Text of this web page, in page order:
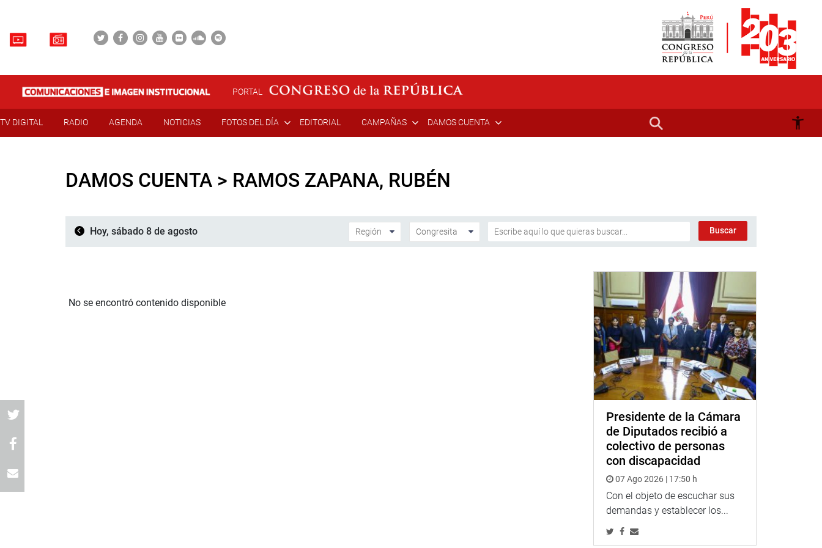
PORTAL
TV DIGITAL RADIO AGENDA NOTICIAS FOTOS DEL DÍA EDITORIAL CAMPAÑAS DAMOS CUENTA
DAMOS CUENTA > RAMOS ZAPANA, RUBÉN
Hoy, sábado 8 de agosto
No se encontró contenido disponible
Presidente de la Cámara
de Diputados recibió a
colectivo de personas
con discapacidad
07 Ago 2026 | 17:50 h
Con el objeto de escuchar sus
demandas y establecer los...